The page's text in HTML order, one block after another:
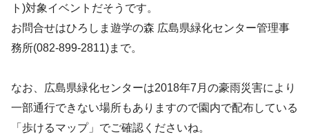
ト)対象イベントだそうです。
お問合せはひろしま遊学の森 広島県緑化センター管理事
務所(082-899-2811)まで。
なお、広島県緑化センターは2018年7月の豪雨災害により
一部通行できない場所もありますので園内で配布している
「歩けるマップ」でご確認くださいね。